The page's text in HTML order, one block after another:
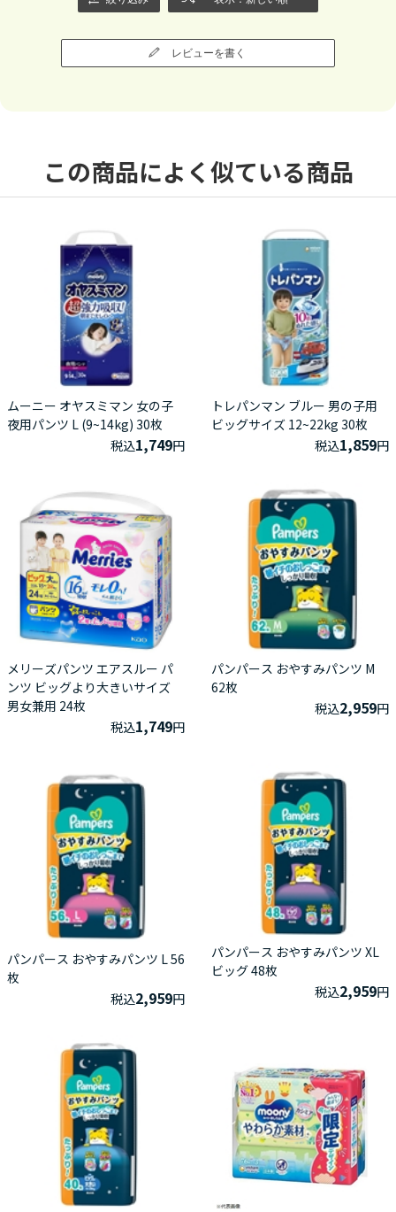
レビューを書く
この商品によく似ている商品
ムーニー オヤスミマン 女の子
夜用パンツ L (9~14kg) 30枚
税込1,749円
トレパンマン ブルー 男の子用
ビッグサイズ 12~22kg 30枚
税込1,859円
メリーズパンツ エアスルー パ
ンツ ビッグより大きいサイズ
男女兼用 24枚
税込1,749円
パンパース おやすみパンツ M
62枚
税込2,959円
パンパース おやすみパンツ L 56
枚
税込2,959円
パンパース おやすみパンツ XL
ビッグ 48枚
税込2,959円